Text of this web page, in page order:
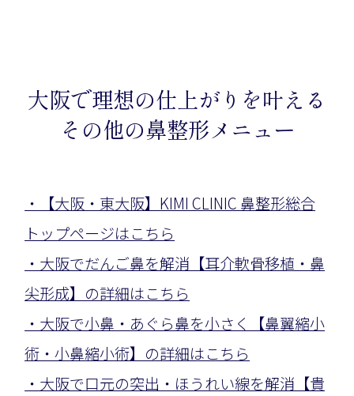
大阪で理想の仕上がりを叶える
その他の鼻整形メニュー
・【大阪・東大阪】KIMI CLINIC 鼻整形総合
トップページはこちら
・大阪でだんご鼻を解消【耳介軟骨移植・鼻
尖形成】の詳細はこちら
・大阪で小鼻・あぐら鼻を小さく【鼻翼縮小
術・小鼻縮小術】の詳細はこちら
・大阪で口元の突出・ほうれい線を解消【貴